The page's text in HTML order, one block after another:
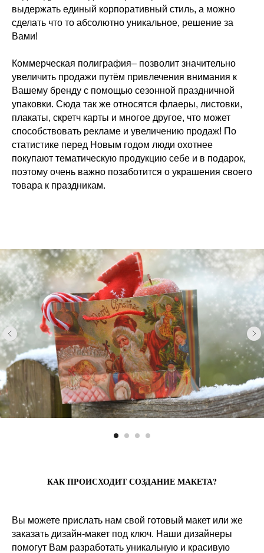
выдержать единый корпоративный стиль, а можно
сделать что то абсолютно уникальное, решение за
Вами!
Коммерческая полиграфия– позволит значительно
увеличить продажи путём привлечения внимания к
Вашему бренду с помощью сезонной праздничной
упаковки. Сюда так же относятся флаеры, листовки,
плакаты, скретч карты и многое другое, что может
способствовать рекламе и увеличению продаж! По
статистике перед Новым годом люди охотнее
покупают тематическую продукцию себе и в подарок,
поэтому очень важно позаботится о украшения своего
товара к праздникам.
КАК ПРОИСХОДИТ СОЗДАНИЕ МАКЕТА?
Вы можете прислать нам свой готовый макет или же
заказать дизайн-макет под ключ. Наши дизайнеры
помогут Вам разработать уникальную и красивую